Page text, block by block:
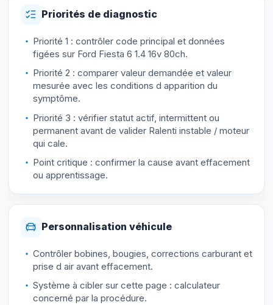
Priorités de diagnostic
Priorité 1 : contrôler code principal et données
figées sur Ford Fiesta 6 1.4 16v 80ch.
Priorité 2 : comparer valeur demandée et valeur
mesurée avec les conditions d apparition du
symptôme.
Priorité 3 : vérifier statut actif, intermittent ou
permanent avant de valider Ralenti instable / moteur
qui cale.
Point critique : confirmer la cause avant effacement
ou apprentissage.
Personnalisation véhicule
Contrôler bobines, bougies, corrections carburant et
prise d air avant effacement.
Système à cibler sur cette page : calculateur
concerné par la procédure.